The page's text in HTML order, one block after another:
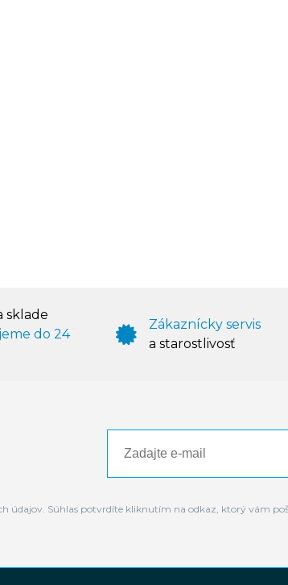
sklade
do 24
Zákaznícky servis
a starostlivosť
údajov. Súhlas potvrdíte kliknutím na odkaz, ktorý vám